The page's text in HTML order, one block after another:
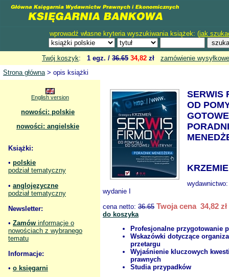
wprowadź własne kryteria wyszukiwania książek: (jak
Twój koszyk: 1 egz. / 36.65 34,82 zł
zamówienie
Strona główna> opis książki
English version
nowości: polskie
nowości: angielskie
Książki:
• polskie
podział tematyczny
• anglojęzyczne
podział tematyczny
Newsletter:
• Zamów informacje o
nowościach z wybranego
tematu
Informacje:
• o księgarni
SERWIS
OD
wydanie I
cena netto: 36.65 Twoja cena 34,82 zł
do koszyka
Profesjonalne przygotowanie
Wskazówki dotyczące
przetargu
Wyjaśnienie kluczowych
prawnych
Studia przypadków